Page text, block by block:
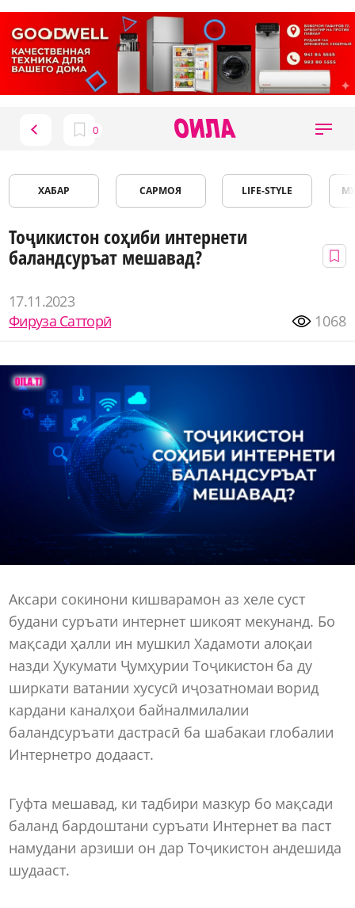
ХАБАР САРМОЯ LIFE-STYLE
Тоҷикистон соҳиби интернети
баландсуръат мешавад?
17.11.2023
Фируза Сатторӣ
1068
Аксари сокинони кишварамон аз хеле суст
будани суръати интернет шикоят мекунанд. Бо
мақсади ҳалли ин мушкил Хадамоти алоқаи
назди Ҳукумати Ҷумҳурии Тоҷикистон ба ду
ширкати ватании хусусӣ иҷозатномаи ворид
кардани каналҳои байналмилалии
баландсуръати дастрасӣ ба шабакаи глобалии
Интернетро додааст.
Гуфта мешавад, ки тадбири мазкур бо мақсади
баланд бардоштани суръати Интернет ва паст
намудани арзиши он дар Тоҷикистон андешида
шудааст.